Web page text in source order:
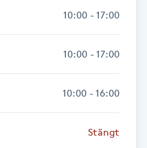
10:00 - 17:00
10:00 - 17:00
10:00 - 16:00
Stängt